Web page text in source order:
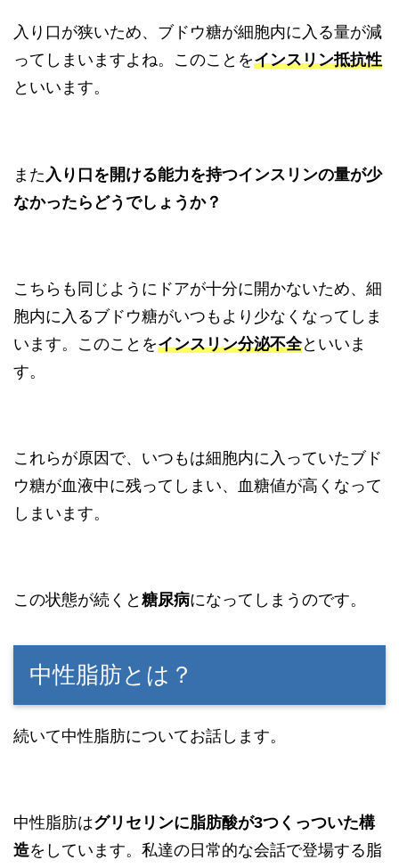
入り口が狭いため、ブドウ糖が細胞内に入る量が減
ってしまいますよね。このことをインスリン抵抗性
といいます。
また 入り口を開ける能力を持つインスリンの量が少
なかったらどうでしょうか？
こちらも同じようにドアが十分に開かないため、細
胞内に入るブドウ糖がいつもより少なくなってしま
います。このことをインスリン分泌不全といいま
す。
これらが原因で、いつもは細胞内に入っていたブド
ウ糖が血液中に残ってしまい、血糖値が高くなって
しまいます。
この状態が続くと 糖尿病になってしまうのです。
中性脂肪とは？
続いて中性脂肪についてお話します。
中性脂肪はグリセリンに脂肪酸が3つくっついた構
造をしています。私達の日常的な会話で登場する脂